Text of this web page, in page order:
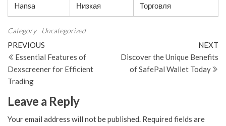
Hansa Низкая Торговля
Category Uncategorized
Post
navigation
Previous
Post
PREVIOUS
Essential Features of
Dexscreener for Efficient
Trading
NEXT
Discover the Unique Benefits
of SafePal Wallet Today
Leave a Reply
Your email address will not be published. Required fields are